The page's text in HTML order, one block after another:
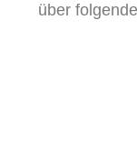
über